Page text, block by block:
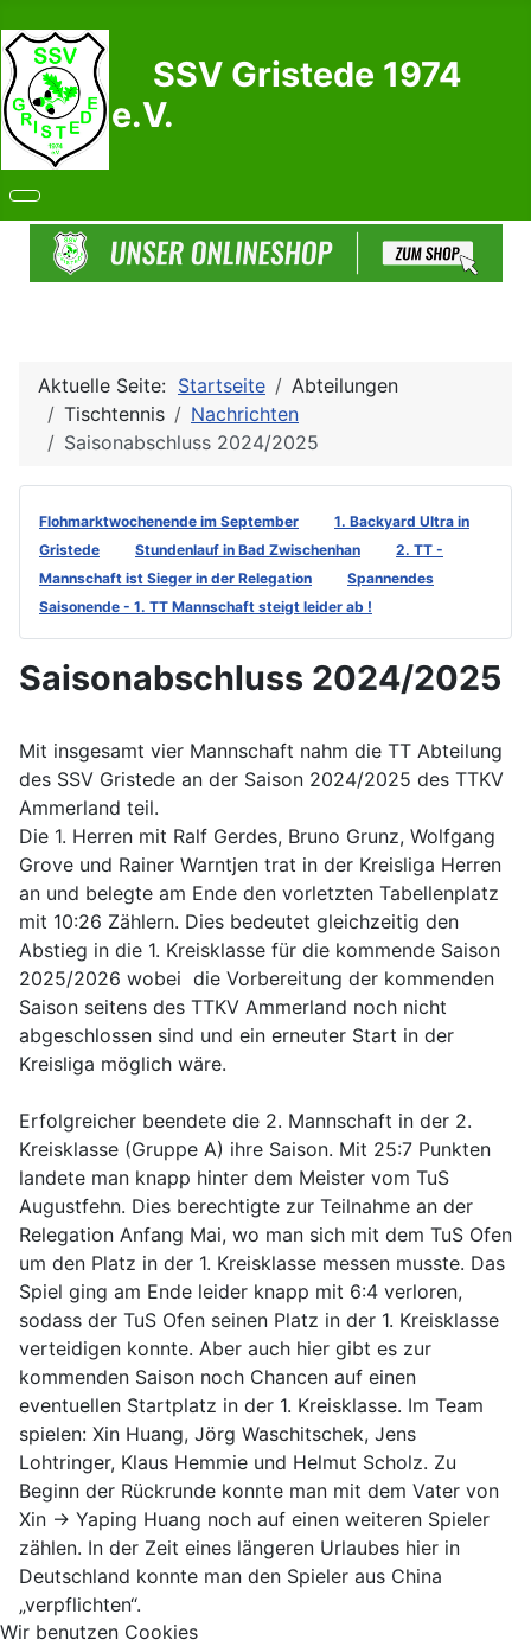
SSV Gristede 1974
e.V.
Aktuelle Seite: Startseite
Abteilungen
Tischtennis
Nachrichten
Saisonabschluss 2024/2025
Flohmarktwochenende im September
1. Backyard Ultra in
Gristede
Stundenlauf in Bad Zwischenhan
2. TT -
Mannschaft ist Sieger in der Relegation
Spannendes
Saisonende - 1. TT Mannschaft steigt leider ab !
Saisonabschluss 2024/2025
Mit insgesamt vier Mannschaft nahm die TT Abteilung
des SSV Gristede an der Saison 2024/2025 des TTKV
Ammerland teil.
Die 1. Herren mit Ralf Gerdes, Bruno Grunz, Wolfgang
Grove und Rainer Warntjen trat in der Kreisliga Herren
an und belegte am Ende den vorletzten Tabellenplatz
mit 10:26 Zählern. Dies bedeutet gleichzeitig den
Abstieg in die 1. Kreisklasse für die kommende Saison
2025/2026 wobei die Vorbereitung der kommenden
Saison seitens des TTKV Ammerland noch nicht
abgeschlossen sind und ein erneuter Start in der
Kreisliga möglich wäre.
Erfolgreicher beendete die 2. Mannschaft in der 2.
Kreisklasse (Gruppe A) ihre Saison. Mit 25:7 Punkten
landete man knapp hinter dem Meister vom TuS
Augustfehn. Dies berechtigte zur Teilnahme an der
Relegation Anfang Mai, wo man sich mit dem TuS Ofen
um den Platz in der 1. Kreisklasse messen musste. Das
Spiel ging am Ende leider knapp mit 6:4 verloren,
sodass der TuS Ofen seinen Platz in der 1. Kreisklasse
verteidigen konnte. Aber auch hier gibt es zur
kommenden Saison noch Chancen auf einen
eventuellen Startplatz in der 1. Kreisklasse. Im Team
spielen: Xin Huang, Jörg Waschitschek, Jens
Lohtringer, Klaus Hemmie und Helmut Scholz. Zu
Beginn der Rückrunde konnte man mit dem Vater von
Xin -> Yaping Huang noch auf einen weiteren Spieler
zählen. In der Zeit eines längeren Urlaubes hier in
Deutschland konnte man den Spieler aus China
„verpflichten“.
Wir benutzen Cookies